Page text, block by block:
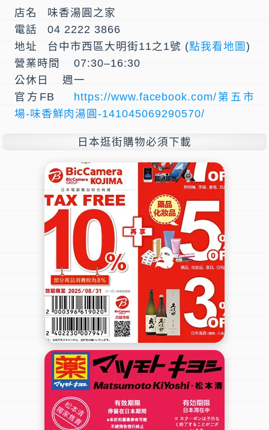
店名 味香湯圓之家
電話 04 2222 3866
地址 台中市西區大明街11之1號 (點我看地圖 )
營業時間 07:30–16:30
公休日 週一
官方FB https://www.facebook.com/第五市
場-味香鮮肉湯圓-141045069290570/
日本逛街購物必須下載